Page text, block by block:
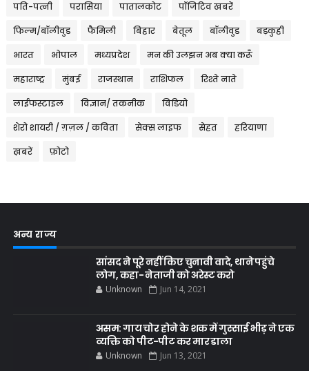
पति-पत्नी परासिया पातालकोट पॉजिटिव खबरें
फिल्म/बॉलीवुड फैमिली बिहार बेतूल बॉलीवुड बड़कुही
भारत भोपाल मध्यप्रदेश मन की उलझन अब क्या करूँ
महाराष्ट्र मुंबई राजस्थान राशिफल रिश्ते नाते
लाईफस्टाइल विज्ञान/ तकनीक विडियो
शेरो शायरी / ग़ज़ल / कविता सेक्स लाइफ सेहत हरियाणा
ख़बरें फ़ोटो
अन्य राज्य
सांसद ने पूरे नहीं किए चुनावी वादे, थाने पहुंचे
लोग, कहा- नेताजी को अरेस्ट करो
Unknown Jun 14, 2021
असम: गाय चोर होने के शक में गुस्साई भीड़ ने एक
व्यक्ति को पीट-पीट कर मार डाला
Unknown Jun 13, 2021